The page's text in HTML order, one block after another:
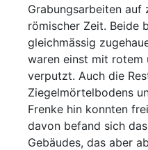
Grabungsarbeiten auf
römischer Zeit. Beide
gleichmässig
waren einst mit rotem
verputzt. Auch die
Ziegelmörtelbodens
Frenke hin konnten
davon befand sich
Gebäudes, das aber